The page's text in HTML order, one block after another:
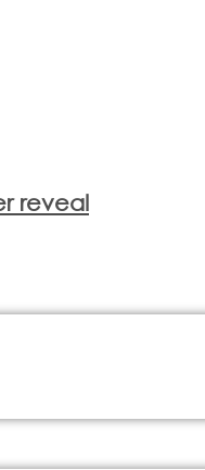
reveal